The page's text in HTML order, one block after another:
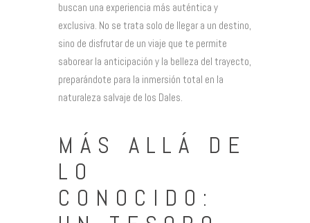
buscan una experiencia más auténtica y
exclusiva. No se trata solo de llegar a un destino,
sino de disfrutar de un viaje que te permite
saborear la anticipación y la belleza del trayecto,
preparándote para la inmersión total en la
naturaleza salvaje de los Dales.
MÁS ALLÁ DE
LO
CONOCIDO: